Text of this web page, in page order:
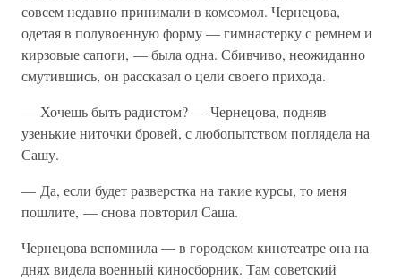
совсем недавно принимали в комсомол. Чернецова,
одетая в полувоенную форму — гимнастерку с ремнем и
кирзовые сапоги, — была одна. Сбивчиво, неожиданно
смутившись, он рассказал о цели своего прихода.
— Хочешь быть радистом? — Чернецова, подняв
узенькие ниточки бровей, с любопытством поглядела на
Сашу.
— Да, если будет разверстка на такие курсы, то меня
пошлите, — снова повторил Саша.
Чернецова вспомнила — в городском кинотеатре она на
днях видела военный киносборник. Там советский